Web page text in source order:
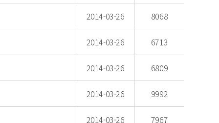
2014-03-26 8068
2014-03-26 6713
2014-03-26 6809
2014-03-26 9992
2014-03-26 7967